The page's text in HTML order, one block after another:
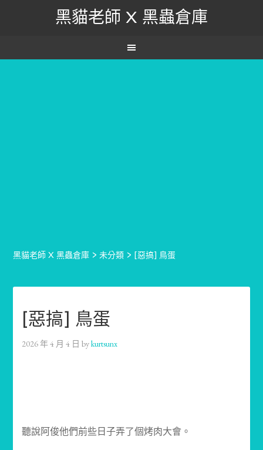
黑貓老師 X 黑蟲倉庫
黑貓老師 X 黑蟲倉庫 >未分類 > [惡搞] 鳥蛋
[惡搞] 鳥蛋
2026 年 4 月 4 日 bykurtsunx
聽說阿俊他們前些日子弄了個烤肉大會。